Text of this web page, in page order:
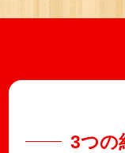
3つの